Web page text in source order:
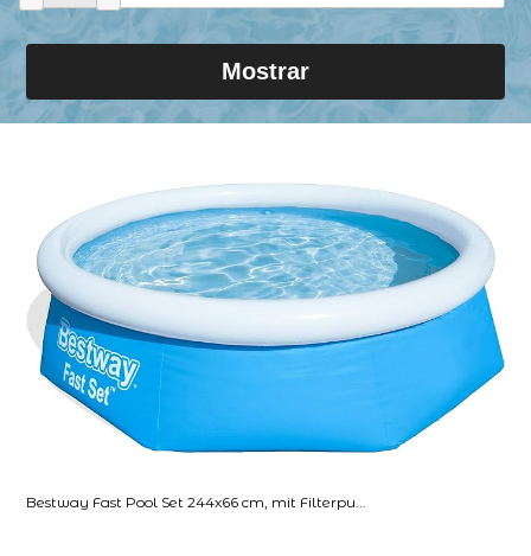
Mostrar
Bestway Fast Pool Set 244x66 cm, mit Filterpu...